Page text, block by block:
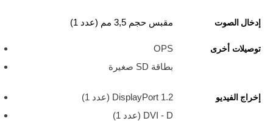
إدخال الصوت مقبس حجم 3,5 مم (عدد 1)
توصيلات أخرى
OPS
بطاقة SD صغيرة
إخراج الفيديو
DisplayPort 1.2 (عدد 1)
DVI - D (عدد 1)